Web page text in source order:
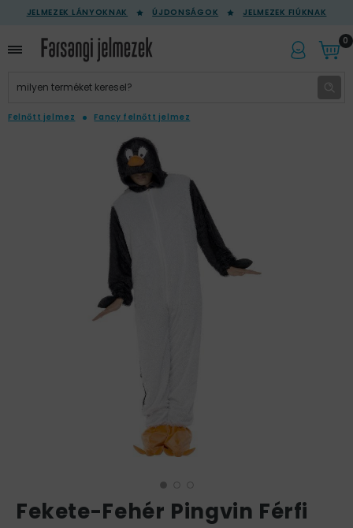
JELMEZEK LÁNYOKNAK ÚJDONSÁGOK JELMEZEK FIÚKNAK
0
Felnőtt jelmez Fancy felnőtt jelmez
Fekete-Fehér Pingvin Férfi